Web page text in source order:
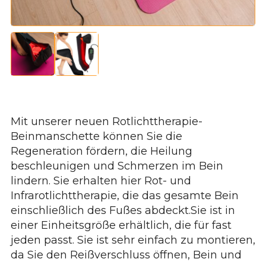
Mit unserer neuen Rotlichttherapie-
Beinmanschette können Sie die
Regeneration fördern, die Heilung
beschleunigen und Schmerzen im Bein
lindern. Sie erhalten hier Rot- und
Infrarotlichttherapie, die das gesamte Bein
einschließlich des Fußes abdeckt.Sie ist in
einer Einheitsgröße erhältlich, die für fast
jeden passt. Sie ist sehr einfach zu montieren,
da Sie den Reißverschluss öffnen, Bein und